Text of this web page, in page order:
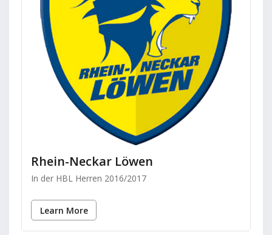
Rhein-Neckar Löwen
In der HBL Herren 2016/2017
Learn More